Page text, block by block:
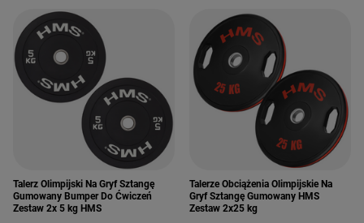
Talerz Olimpijski Na Gryf Sztangę
Gumowany Bumper Do Ćwiczeń
Zestaw 2x 5 kg HMS
Talerze Obciążenia Olimpijskie Na
Gryf Sztangę Gumowany HMS
Zestaw 2x25 kg